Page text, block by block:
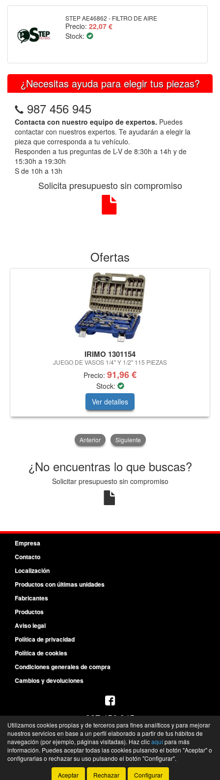
STEP AE46862 - FILTRO DE AIRE
Precio: 22,07 €
Stock:
¿Necesitas ayuda para elegir tus piezas?
987 456 945
Contacta con nuestro equipo de expertos. Puedes
contactar con nuestros expertos. Te ayudarán a elegir la
pieza que corresponda a tu vehículo.
Responden a tus preguntas de L-V de 8:30h a 14h y de
15:30h a 19:30h
S de 10h a 13h
Solicita presupuesto sin compromiso
Ofertas
IRIMO 1301154
JUEGO DE VASOS 1/4" Y 1/2" 115 PIEZAS
Precio: 91,96 €
Stock:
Ver detalles
Anterior Siguiente
¿No encuentras lo que buscas?
Solicitar presupuesto sin compromiso
Empresa
Contacto
Localización
Productos con últimas unidades
Fabricantes
Productos
Aviso legal
Política de privacidad
Política de cookies
Condiciones generales de compra
Cambios y devoluciones
987 456 945
L-V de 8:30h a 14h y de 15:30h a 19:30h
S de 10h a 13h
©Recambios del Primer Equipo- 2026 -Tienda online de recambios de Gira
Utilizamos cookies propias y de terceros para fines analíticos y para mejorar
nuestros servicios en base a un perfil elaborado a partir de tus hábitos de
navegación (por ejemplo, páginas visitadas). Haz clicaquípara más
información. Puedes aceptar todas las cookies pulsando el botón "Aceptar" o
configurarlas o rechazar su uso pulsando el botón "Configurar".
Aceptar
Rechazar Configurar